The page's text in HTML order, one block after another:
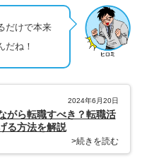
だけで本来
だね！
2024年6月20日
がら転職すべき？転職活
る方法を解説
>続きを読む